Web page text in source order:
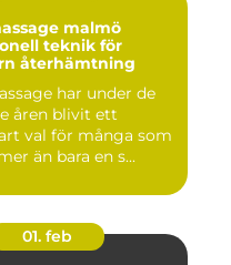
malmö
teknik för
återhämtning
har under de
åren blivit ett
val för många som
än bara en s...
01. feb